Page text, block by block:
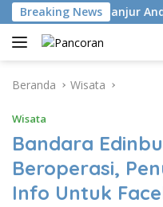
Langsung
ke
konten
Breaking News
Terlanjur Andalkan
Beranda Wisata
Wisata
Bandara
Beroperasi,
Info Untuk